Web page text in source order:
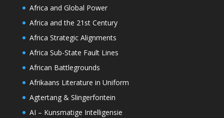
Africa and Global Power
Africa and the 21st Century
Africa Strategic Alignments
Africa Sub-State Fault Lines
African Battlegrounds
Afrikaans Literature in Uniform
Agtertang & Slingerfontein
AI – Kunsmatige Intelligensie